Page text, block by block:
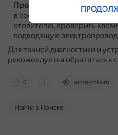
Проверить напряжение
в соответствии
отопителю, проверить
подводящую
Для точной диагностики и
рекомендуется обратиться к
0 autonomka.ru
Найти в Поиске